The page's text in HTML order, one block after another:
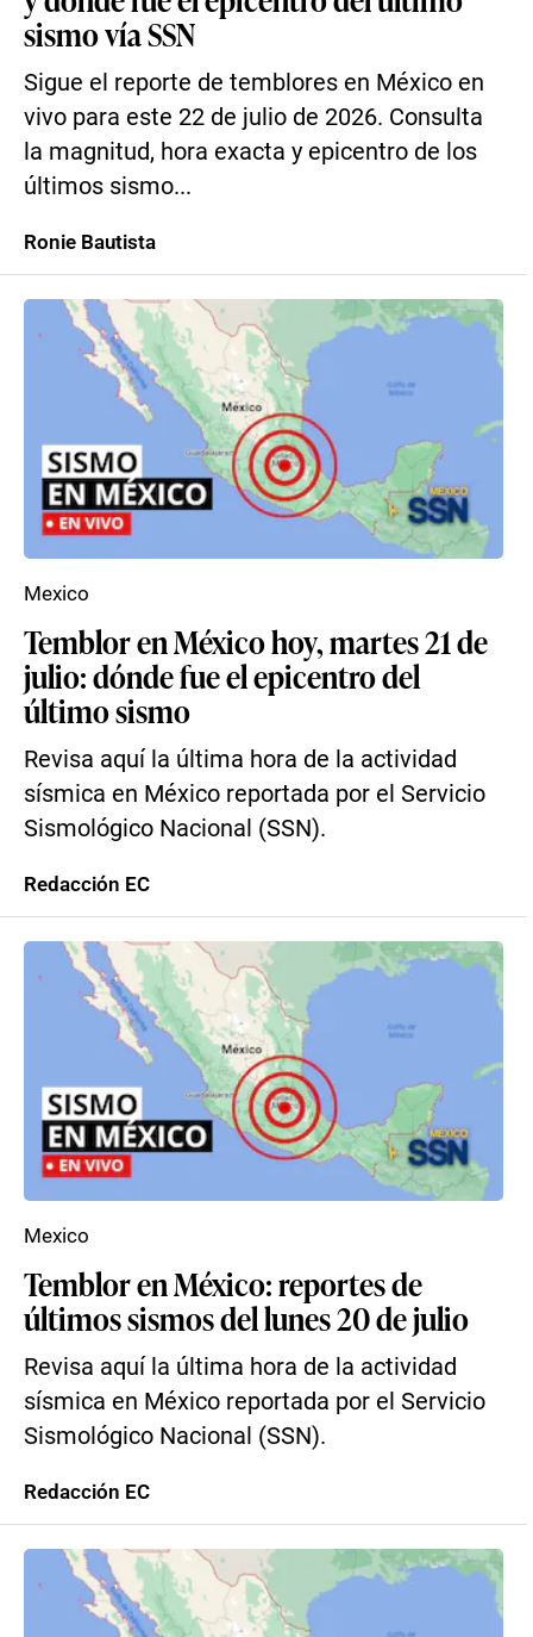
sismo vía SSN
Sigue el reporte de temblores en México en
vivo para este 22 de julio de 2026. Consulta
la magnitud, hora exacta y epicentro de los
últimos sismo...
Ronie Bautista
Temblor en México hoy, martes 21 de
julio: dónde fue el epicentro del
último sismo
Revisa aquí la última hora de la actividad
sísmica en México reportada por el Servicio
Sismológico Nacional (SSN).
Mexico
Redacción EC
Temblor en México: reportes de
últimos sismos del lunes 20 de julio
Revisa aquí la última hora de la actividad
sísmica en México reportada por el Servicio
Sismológico Nacional (SSN).
Mexico
Redacción EC